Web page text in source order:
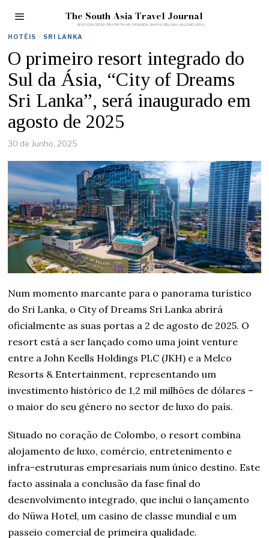
The South Asia Travel Journal
HOTÉIS · SRI LANKA
O primeiro resort integrado do
Sul da Ásia, “City of Dreams
Sri Lanka”, será inaugurado em
agosto de 2025
30 de Junho, 2025
Num momento marcante para o panorama turístico
do Sri Lanka, o City of Dreams Sri Lanka abrirá
oficialmente as suas portas a 2 de agosto de 2025. O
resort está a ser lançado como uma joint venture
entre a John Keells Holdings PLC (JKH) e a Melco
Resorts & Entertainment, representando um
investimento histórico de 1,2 mil milhões de dólares –
o maior do seu género no sector de luxo do país.
Situado no coração de Colombo, o resort combina
alojamento de luxo, comércio, entretenimento e
infra-estruturas empresariais num único destino. Este
facto assinala a conclusão da fase final do
desenvolvimento integrado, que inclui o lançamento
do Nüwa Hotel, um casino de classe mundial e um
passeio comercial de primeira qualidade.